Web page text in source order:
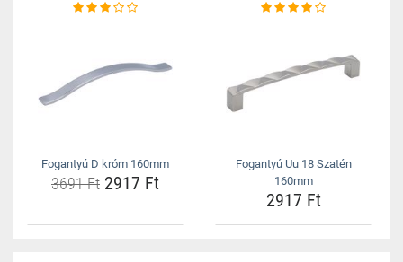
Fogantyú D króm 160mm
3691 Ft 2917 Ft
Fogantyú Uu 18 Szatén
160mm
2917 Ft